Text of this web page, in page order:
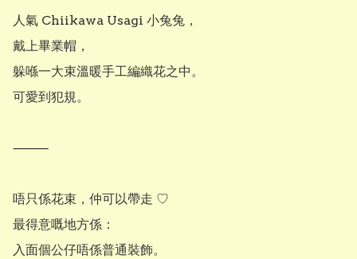
人氣 Chiikawa Usagi 小兔兔，
戴上畢業帽，
躲喺一大束溫暖手工編織花之中。
可愛到犯規。
⸻
唔只係花束，仲可以帶走 ♡
最得意嘅地方係：
入面個公仔唔係普通裝飾。